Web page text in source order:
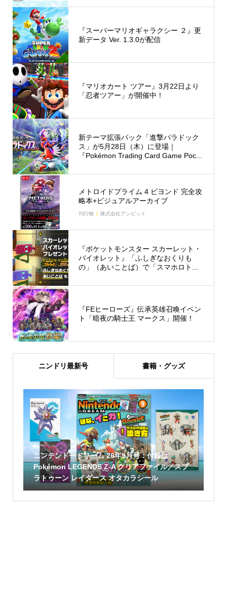
『スーパーマリオギャラクシー ２』更
新データ Ver. 1.3.0が配信
『マリオカート ツアー』3月22日より
「忍者ツアー」が開催中！
新テーマ拡張パック「進撃パラドック
ス」が5月28日（木）に登場｜
『Pokémon Trading Card Game Poc...
メトロイドプライム 4 ビヨンド 完全攻
略本+ビジュアルアーカイブ
刊行物 株式会社アンビット
『ポケットモンスター スカーレット・
バイオレット』「ふしぎなおくりも
の」（あいことば）で「スマホロト...
『FEヒーローズ』伝承英雄召喚イベン
ト「暗夜の騎士王 マークス」開催！
ニンドリ最新号 書籍・グッズ
ニンテンドードリーム 26年9月号：付録は
Pokémon LEGENDS Z-A クリアファイル／スプ
ラトゥーン レイダース オタカラシール